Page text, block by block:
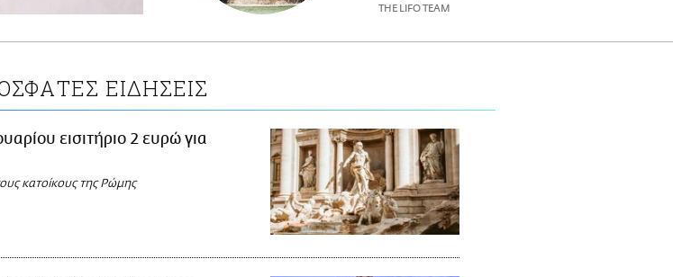
THE LIFO TEAM
ΕΙΔΗΣΕΙΣ
εισιτήριο 2 ευρώ για
κατοίκους της Ρώμης